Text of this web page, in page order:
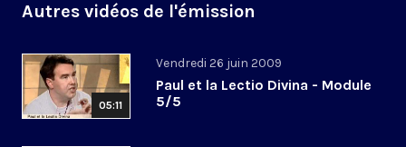
Autres vidéos de l'émission
05:11
Vendredi 26 juin 2009
Paul et la Lectio Divina - Module
5/5